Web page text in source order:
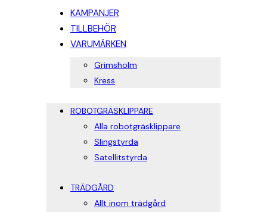
KAMPANJER
TILLBEHÖR
VARUMÄRKEN
Grimsholm
Kress
ROBOTGRÄSKLIPPARE
Alla robotgräsklippare
Slingstyrda
Satellitstyrda
TRÄDGÅRD
Allt inom trädgård